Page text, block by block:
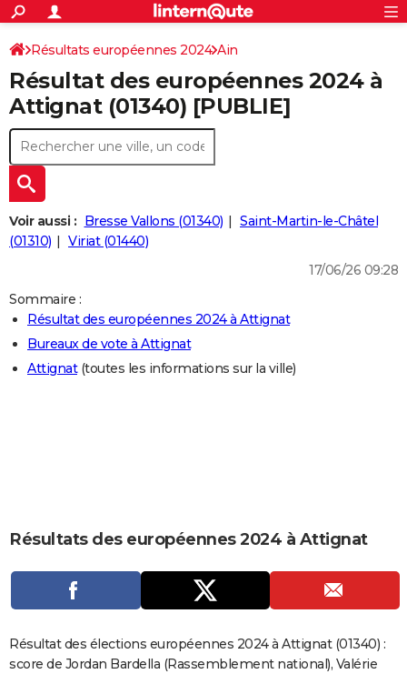
ACTUALITÉS
Politique
Société
Faits Divers
Education
Monde
Villes
+
SPORT
Coupe du monde 2026
Football
Tennis
Cyclisme
Rugby
Forum
CULTURE
Programme TV
TNT
Streaming
Cinéma
Sorties cinéma
Musique
+
FINANCE
Retraite
Impôts
Epargne
Immobilier
Risques naturels par ville
Banque
Assurance
Crédit
AUTO
Essais
Réserver un essai
Citadines
Berlines
SUV
Forum auto
+
HIGH-TECH
Mobiles
Meilleur smartphone
Internet
Ordinateurs
Jeux vidéo
Guide high-tech
+
BRICOLAGE
Guides de France
Escapades
Patrimoine
Expositions
Musées
Week-end nature
LIFESTYLE
Art de vivre
Bien-être
Loisirs
Mode
Modes de vie
CARTE DE VOEUX
Carte de Noël
Carte Bonne année
Carte Saint-Valentin
Carte Pâques
Carte d'anniversaire
DICTIONNAIRE
Dictionnaire
Biographies
Citations
Expressions
Proverbes
PROGRAMME TV
COPAINS D'AVANT
S'inscrire
Connexion
Résultats européennes 2024 Ain
Résultat des européennes 2024 à
Attignat (01340) [PUBLIE]
Voir aussi : Bresse Vallons (01340)
Saint-Martin-le-Châtel
(01310)
Viriat (01440)
17/06/26 09:28
Sommaire :
Résultat des européennes 2024 à Attignat
Bureaux de vote à Attignat
Attignat(toutes les informations sur la ville)
Résultats des européennes 2024 à Attignat
Résultat des élections européennes 2024 à Attignat (01340) :
score de Jordan Bardella (Rassemblement national), Valérie